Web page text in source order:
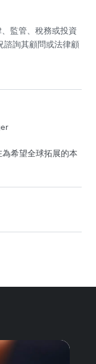
監管、稅務或投資
諮詢其顧問或法律顧
希望全球拓展的本